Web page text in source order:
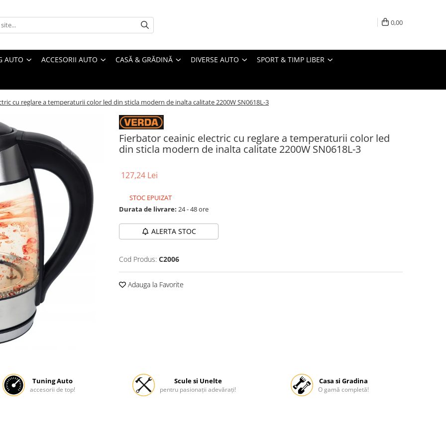
0,00
AUTO ACCESORII AUTO CASĂ & GRĂDINĂ DIVERSE AUTO SPORT & TIMP LIBER
cu reglare a temperaturii color led din sticla modern de inalta calitate 2200W SN0618L-3
Fierbator ceainic electric cu reglare a temperaturii color led
din sticla modern de inalta calitate 2200W SN0618L-3
127,24 Lei
STOC EPUIZAT
Durata de livrare: 24 - 48 ore
ALERTA STOC
Cod Produs: C2006
Adauga la Favorite
Tuning Auto
accesorii de top!
Scule si Unelte
pentru pasionații adevărați!
Casa si Gradina
O gamă completă!